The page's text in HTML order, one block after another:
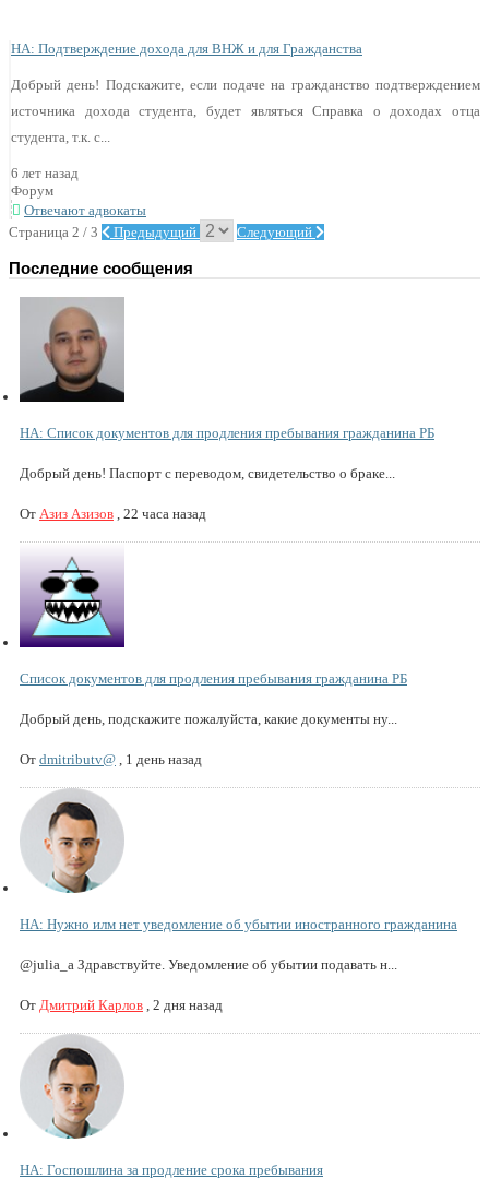
НА: Подтверждение дохода для ВНЖ и для Гражданства
Добрый день! Подскажите, если подаче на гражданство подтверждением
источника дохода студента, будет являться Справка о доходах отца
студента, т.к. с...
6 лет назад
Форум
Отвечают адвокаты
Страница 2 / 3
Предыдущий Следующий
Последние сообщения
НА: Список документов для продления пребывания гражданина РБ
Добрый день! Паспорт с переводом, свидетельство о браке...
От Азиз Азизов 22 часа назад
Список документов для продления пребывания гражданина РБ
Добрый день, подскажите пожалуйста, какие документы ну...
От dmitributv@ 1 день назад
НА: Нужно илм нет уведомление об убытии иностранного гражданина
@julia_a Здравствуйте. Уведомление об убытии подавать н...
От Дмитрий Карлов 2 дня назад
НА: Госпошлина за продление срока пребывания